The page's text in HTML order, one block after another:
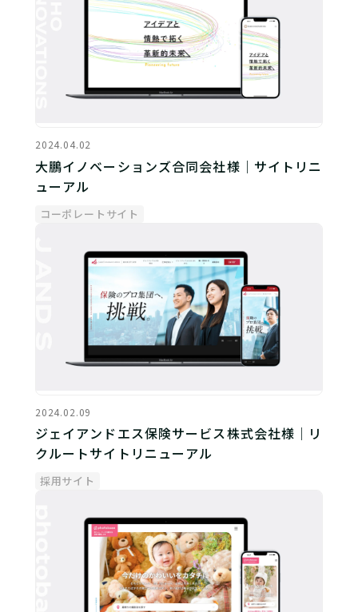
2024.04.02
大鵬イノベーションズ合同会社様｜サイトリニ
ューアル
コーポレートサイト
2024.02.09
ジェイアンドエス保険サービス株式会社様｜リ
クルートサイトリニューアル
採用サイト